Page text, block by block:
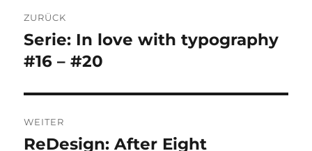
ZURÜCK
Vorheriger
Beitrag:
Serie: In love with typography
#16 – #20
WEITER
Nächster
ReDesign: After Eight